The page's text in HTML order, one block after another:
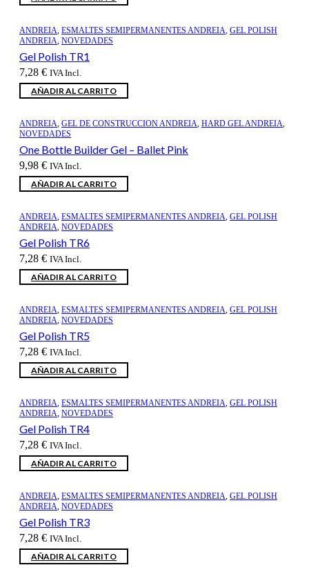
ANDREIA, ESMALTES SEMIPERMANENTES ANDREIA, GEL POLISH
ANDREIA, NOVEDADES
Gel Polish TR1
7,28 € IVA Incl.
AÑADIR AL CARRITO
ANDREIA, GEL DE CONSTRUCCION ANDREIA, HARD GEL ANDREIA,
NOVEDADES
One Bottle Builder Gel – Ballet Pink
9,98 € IVA Incl.
AÑADIR AL CARRITO
ANDREIA, ESMALTES SEMIPERMANENTES ANDREIA, GEL POLISH
ANDREIA, NOVEDADES
Gel Polish TR6
7,28 € IVA Incl.
AÑADIR AL CARRITO
ANDREIA, ESMALTES SEMIPERMANENTES ANDREIA, GEL POLISH
ANDREIA, NOVEDADES
Gel Polish TR5
7,28 € IVA Incl.
AÑADIR AL CARRITO
ANDREIA, ESMALTES SEMIPERMANENTES ANDREIA, GEL POLISH
ANDREIA, NOVEDADES
Gel Polish TR4
7,28 € IVA Incl.
AÑADIR AL CARRITO
ANDREIA, ESMALTES SEMIPERMANENTES ANDREIA, GEL POLISH
ANDREIA, NOVEDADES
Gel Polish TR3
7,28 € IVA Incl.
AÑADIR AL CARRITO